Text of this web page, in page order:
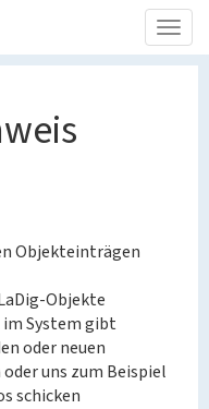
Objekteinträgen
Objekte
System gibt
oder neuen
uns zum Beispiel
schicken